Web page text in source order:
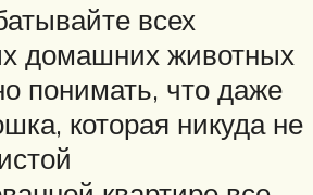
всех
домашних животных
понимать, что даже
которая никуда не